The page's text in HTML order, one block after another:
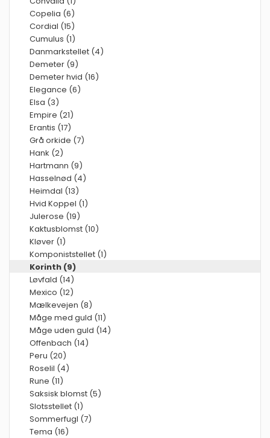
Copelia (6)
Cordial (15)
Cumulus (1)
Danmarkstellet (4)
Demeter (9)
Demeter hvid (16)
Elegance (6)
Elsa (3)
Empire (21)
Erantis (17)
Grå orkide (7)
Hank (2)
Hartmann (9)
Hasselnød (4)
Heimdal (13)
Hvid Koppel (1)
Julerose (19)
Kaktusblomst (10)
Kløver (1)
Komponiststellet (1)
Korinth (9)
Løvfald (14)
Mexico (12)
Mælkevejen (8)
Måge med guld (11)
Måge uden guld (14)
Offenbach (14)
Peru (20)
Roselil (4)
Rune (11)
Saksisk blomst (5)
Slotsstellet (1)
Sommerfugl (7)
Tema (16)